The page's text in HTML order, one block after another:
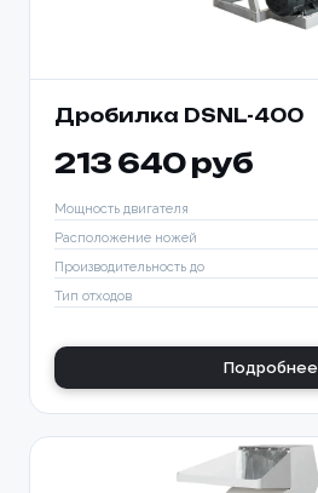
Дробилка DSNL-400
213 640 руб
Мощность двигателя
Расположение ножей
Производительность до
Тип отходов
Подробнее